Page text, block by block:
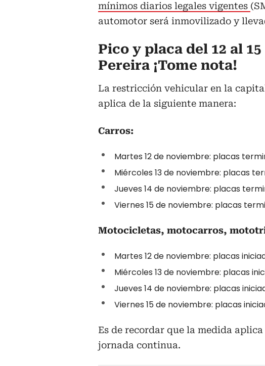
mínimos diarios legales vigentes
automotor será inmovilizado y
Pico y placa del 12 al
Pereira ¡Tome nota!
La restricción vehicular en la
aplica de la siguiente manera:
Carros:
Martes 12 de noviembre: placas
Miércoles 13 de noviembre: placas
Jueves 14 de noviembre: placas
Viernes 15 de noviembre: placas
Motocicletas, motocarros,
Martes 12 de noviembre: placas
Miércoles 13 de noviembre: placas
Jueves 14 de noviembre: placas
Viernes 15 de noviembre: placas
Es de recordar que la medida aplica
jornada continua.